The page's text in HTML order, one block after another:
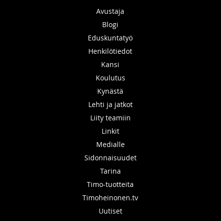
Avustaja
Blogi
Eduskuntatyö
Henkilötiedot
Kansi
Koulutus
Kynästä
Lehti ja jatkot
Liity teamiin
Linkit
Medialle
Sidonnaisuudet
Tarina
Timo-tuotteita
Timoheinonen.tv
Uutiset